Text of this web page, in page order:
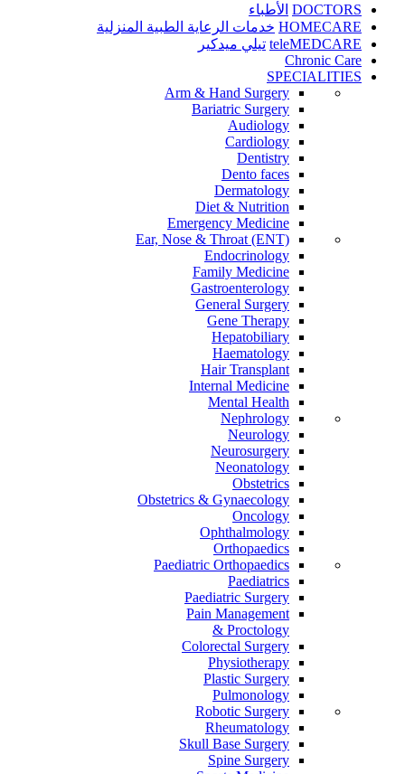
DOCTORS الأطباء
HOMECARE خدمات الرعاية الطبية المنزلية
teleMEDCARE تيلي ميدكير
Chronic Care
SPECIALITIES
Arm & Hand Surgery
Bariatric Surgery
Audiology
Cardiology
Dentistry
Dento faces
Dermatology
Diet & Nutrition
Emergency Medicine
Ear, Nose & Throat (ENT)
Endocrinology
Family Medicine
Gastroenterology
General Surgery
Gene Therapy
Hepatobiliary
Haematology
Hair Transplant
Internal Medicine
Mental Health
Nephrology
Neurology
Neurosurgery
Neonatology
Obstetrics
Obstetrics & Gynaecology
Oncology
Ophthalmology
Orthopaedics
Paediatric Orthopaedics
Paediatrics
Paediatric Surgery
Pain Management
Proctology &
Colorectal Surgery
Physiotherapy
Plastic Surgery
Pulmonology
Robotic Surgery
Rheumatology
Skull Base Surgery
Spine Surgery